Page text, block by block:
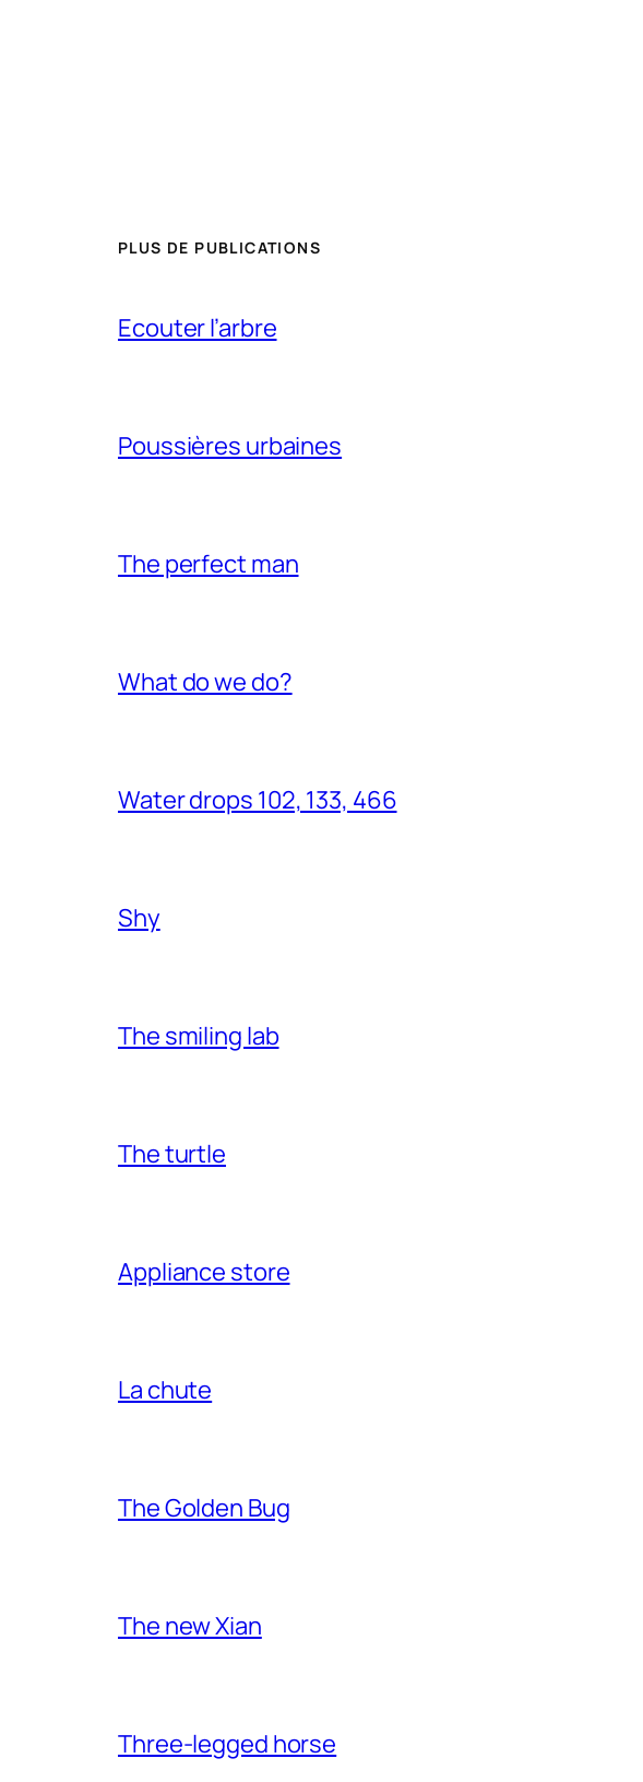
PLUS DE PUBLICATIONS
Ecouter l’arbre
Poussières urbaines
The perfect man
What do we do?
Water drops 102, 133, 466
Shy
The smiling lab
The turtle
Appliance store
La chute
The Golden Bug
The new Xian
Three-legged horse